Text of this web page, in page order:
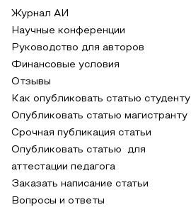
Журнал АИ
Научные конференции
Руководство для авторов
Финансовые условия
Отзывы
Как опубликовать статью студенту
Опубликовать статью магистранту
Срочная публикация статьи
Опубликовать статью для
аттестации педагога
Заказать написание статьи
Вопросы и ответы